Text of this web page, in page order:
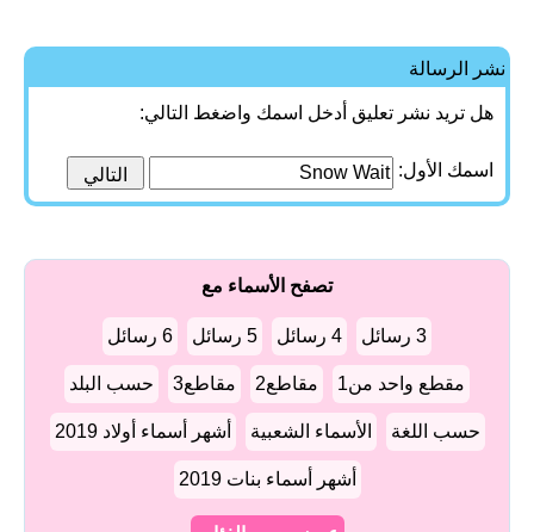
نشر الرسالة
هل تريد نشر تعليق أدخل اسمك واضغط التالي:
اسمك الأول:
تصفح الأسماء مع
3 رسائل 4 رسائل 5 رسائل 6 رسائل
مقطع واحد من1 مقاطع2 مقاطع3 حسب البلد
حسب اللغة الأسماء الشعبية أشهر أسماء أولاد 2019
أشهر أسماء بنات 2019